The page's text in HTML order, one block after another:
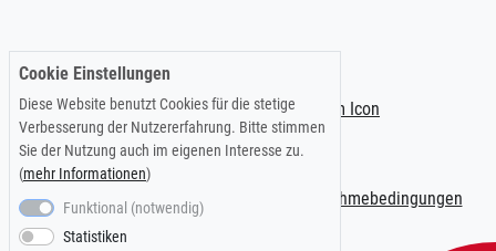
Impressum |Datenschutzerklärung Teilnahmebedingungen
Cookie Einstellungen
Diese Website benutzt Cookies für die stetige
Verbesserung der Nutzererfahrung. Bitte stimmen
Sie der Nutzung auch im eigenen Interesse zu.
(mehr Informationen)
Funktional (notwendig)
Statistiken